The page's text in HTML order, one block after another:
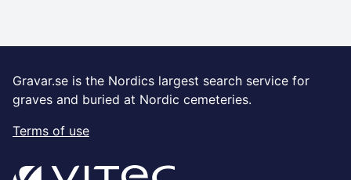
Gravar.se is the Nordics largest search service for
graves and buried at Nordic cemeteries.
Terms of use